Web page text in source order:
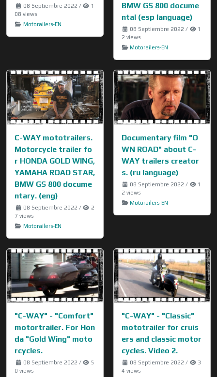
08 Septiembre 2022 /
1
08 views
Motorailers-EN
BMW GS 800 docume
ntal (esp language)
08 Septiembre 2022 /
1
2 views
Motorailers-EN
C-WAY mototrailers.
Motorcycle trailer fo
r HONDA GOLD WING,
YAMAHA ROAD STAR,
BMW GS 800 docume
ntary. (eng)
08 Septiembre 2022 /
2
7 views
Motorailers-EN
Documentary film "O
WN ROAD" about C-
WAY trailers creator
s. (ru language)
08 Septiembre 2022 /
1
2 views
Motorailers-EN
"C-WAY" - "Comfort"
motortrailer. For Hon
da "Gold Wing" moto
rcycles.
08 Septiembre 2022 /
5
0 views
"C-WAY" - "Classic"
mototrailer for cruis
ers and classic motor
cycles. Video 2.
08 Septiembre 2022 /
3
4 views